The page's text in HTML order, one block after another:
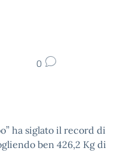
0
ha siglato il record di
ben 426,2 Kg di